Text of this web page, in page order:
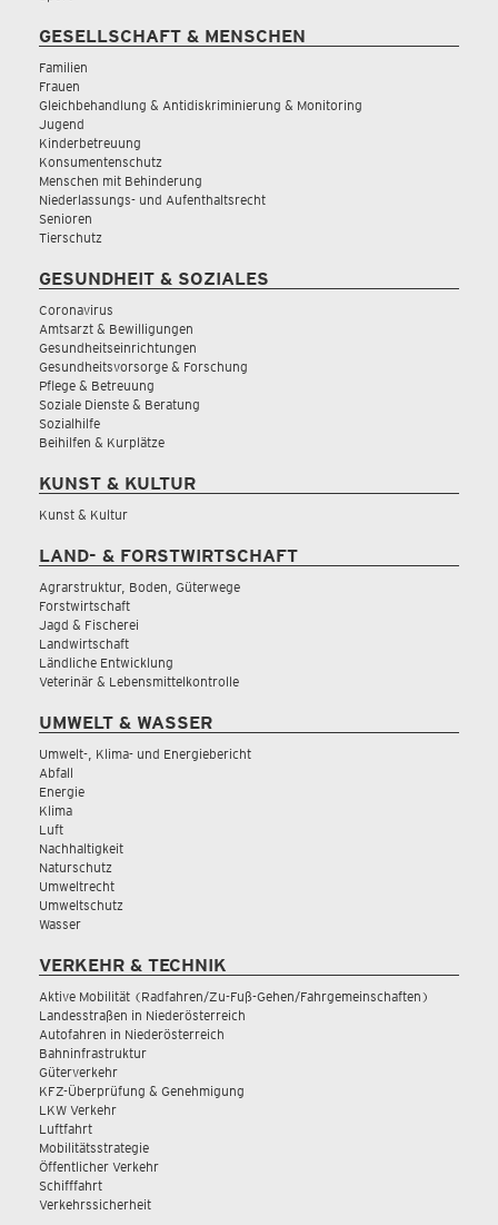
GESELLSCHAFT & MENSCHEN
Familien
Frauen
Gleichbehandlung & Antidiskriminierung & Monitoring
Jugend
Kinderbetreuung
Konsumentenschutz
Menschen mit Behinderung
Niederlassungs- und Aufenthaltsrecht
Senioren
Tierschutz
GESUNDHEIT & SOZIALES
Coronavirus
Amtsarzt & Bewilligungen
Gesundheitseinrichtungen
Gesundheitsvorsorge & Forschung
Pflege & Betreuung
Soziale Dienste & Beratung
Sozialhilfe
Beihilfen & Kurplätze
KUNST & KULTUR
Kunst & Kultur
LAND- & FORSTWIRTSCHAFT
Agrarstruktur, Boden, Güterwege
Forstwirtschaft
Jagd & Fischerei
Landwirtschaft
Ländliche Entwicklung
Veterinär & Lebensmittelkontrolle
UMWELT & WASSER
Umwelt-, Klima- und Energiebericht
Abfall
Energie
Klima
Luft
Nachhaltigkeit
Naturschutz
Umweltrecht
Umweltschutz
Wasser
VERKEHR & TECHNIK
Aktive Mobilität (Radfahren/Zu-Fuß-Gehen/Fahrgemeinschaften)
Landesstraßen in Niederösterreich
Autofahren in Niederösterreich
Bahninfrastruktur
Güterverkehr
KFZ-Überprüfung & Genehmigung
LKW Verkehr
Luftfahrt
Mobilitätsstrategie
Öffentlicher Verkehr
Schifffahrt
Verkehrssicherheit